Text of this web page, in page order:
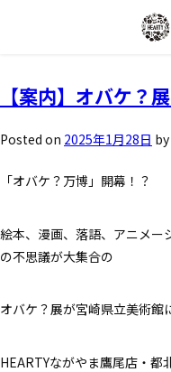
お知らせ
チラシ情報
店舗について
会社について
コラボ
【案内】オバケ？
Posted on 2025年1月28日 by
「オバケ？万博」開幕！？
絵本、漫画、落語、アニメー
の不思議が大集合の
オバケ？展が宮崎県立美術
HEARTYながやま鷹尾店・都